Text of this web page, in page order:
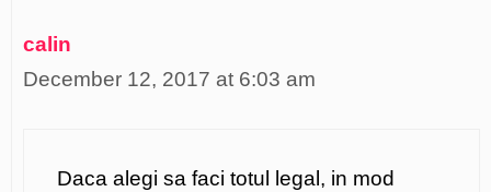
calin
December 12, 2017 at 6:03 am
Daca alegi sa faci totul legal, in mod